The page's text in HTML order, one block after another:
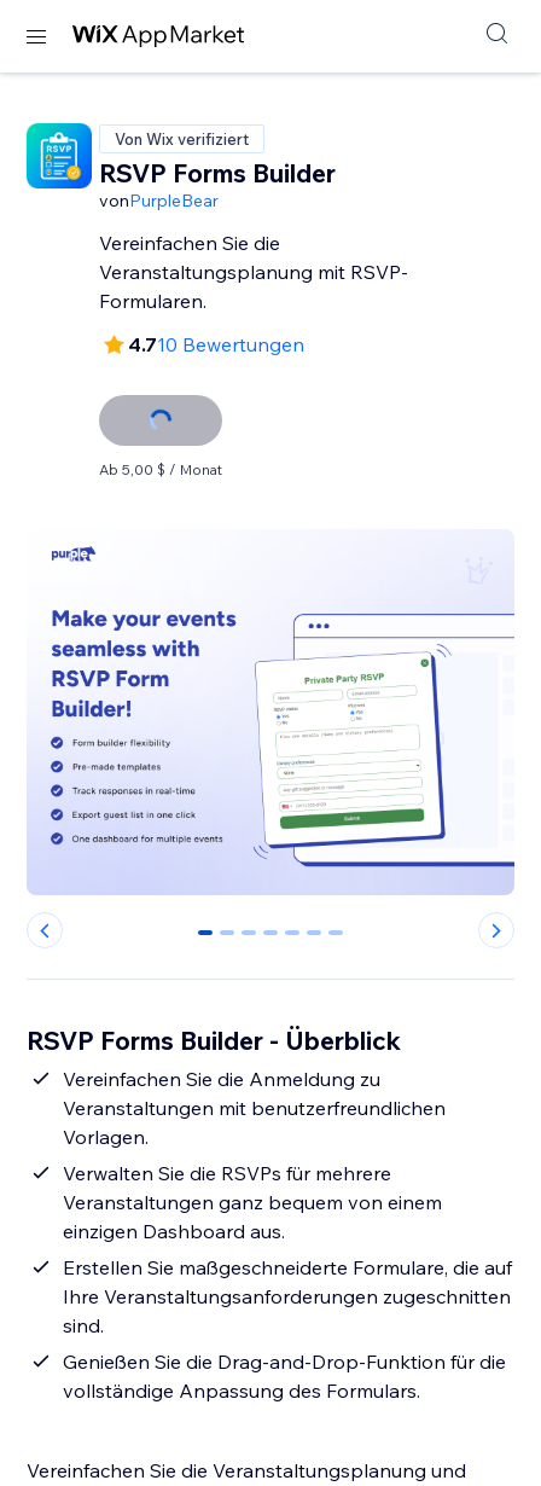
Von Wix verifiziert
RSVP Forms Builder
vonPurpleBear
Vereinfachen Sie die
Veranstaltungsplanung mit RSVP-
Formularen.
4.710 Bewertungen
Ab 5,00 $ / Monat
0 1 2 3 4 5 6
RSVP Forms Builder - Überblick
Vereinfachen Sie die Anmeldung zu
Veranstaltungen mit benutzerfreundlichen
Vorlagen.
Verwalten Sie die RSVPs für mehrere
Veranstaltungen ganz bequem von einem
einzigen Dashboard aus.
Erstellen Sie maßgeschneiderte Formulare, die auf
Ihre Veranstaltungsanforderungen zugeschnitten
sind.
Genießen Sie die Drag-and-Drop-Funktion für die
vollständige Anpassung des Formulars.
Vereinfachen Sie die Veranstaltungsplanung und